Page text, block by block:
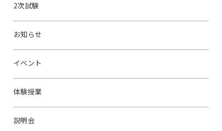
2次試験
お知らせ
イベント
体験授業
説明会